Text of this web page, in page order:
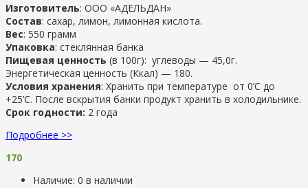
Изготовитель: ООО «АДЕЛЬДАН»
Состав: сахар, лимон, лимонная кислота.
Вес: 550 грамм
Упаковка: стеклянная банка
Пищевая ценность (в 100г): углеводы — 45,0г.
Энергетическая ценность (Ккал) — 180.
Условия хранения: Хранить при температуре от 0’C до
+25’C. После вскрытия банки продукт хранить в холодильнике.
Срок годности: 2 года
Подробнее >>
170
Наличие: 0 в наличии